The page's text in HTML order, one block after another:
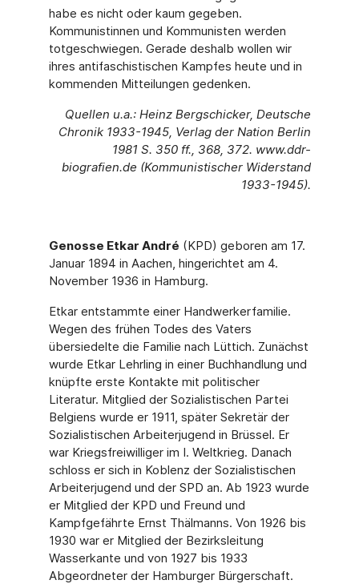
habe es nicht oder kaum gegeben.
Kommunistinnen und Kommunisten werden
totgeschwiegen. Gerade deshalb wollen wir
ihres antifaschistischen Kampfes heute und in
kommenden Mitteilungen gedenken.
Quellen u.a.: Heinz Bergschicker, Deutsche
Chronik 1933-1945, Verlag der Nation Berlin
1981 S. 350 ff., 368, 372. www.ddr-
biografien.de (Kommunistischer Widerstand
1933-1945).
Genosse Etkar André (KPD) geboren am 17.
Januar 1894 in Aachen, hingerichtet am 4.
November 1936 in Hamburg.
Etkar entstammte einer Handwerkerfamilie.
Wegen des frühen Todes des Vaters
übersiedelte die Familie nach Lüttich. Zunächst
wurde Etkar Lehrling in einer Buchhandlung und
knüpfte erste Kontakte mit politischer
Literatur. Mitglied der Sozialistischen Partei
Belgiens wurde er 1911, später Sekretär der
Sozialistischen Arbeiterjugend in Brüssel. Er
war Kriegsfreiwilliger im I. Weltkrieg. Danach
schloss er sich in Koblenz der Sozialistischen
Arbeiterjugend und der SPD an. Ab 1923 wurde
er Mitglied der KPD und Freund und
Kampfgefährte Ernst Thälmanns. Von 1926 bis
1930 war er Mitglied der Bezirksleitung
Wasserkante und von 1927 bis 1933
Abgeordneter der Hamburger Bürgerschaft.